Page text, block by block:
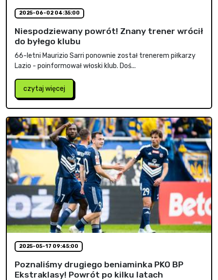
2025-06-02 04:35:00
Niespodziewany powrót! Znany trener wrócił
do byłego klubu
66-letni Maurizio Sarri ponownie został trenerem piłkarzy
Lazio - poinformował włoski klub. Doś...
czytaj więcej
2025-05-17 09:45:00
Poznaliśmy drugiego beniaminka PKO BP
Ekstraklasy! Powrót po kilku latach